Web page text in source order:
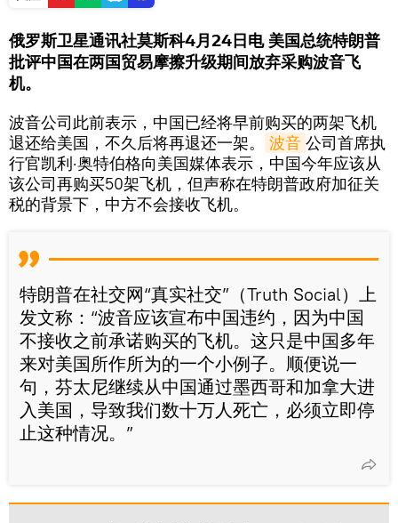
俄罗斯卫星通讯社莫斯科4月24日电 美国总统特朗普
批评中国在两国贸易摩擦升级期间放弃采购波音飞
机。
波音公司此前表示，中国已经将早前购买的两架飞机
退还给美国，不久后将再退还一架。
波音 公司首席执
行官凯利·奥特伯格向美国媒体表示，中国今年应该从
该公司再购买50架飞机，但声称在特朗普政府加征关
税的背景下，中方不会接收飞机。
特朗普在社交网“真实社交”（Truth Social）上
发文称：“波音应该宣布中国违约，因为中国
不接收之前承诺购买的飞机。这只是中国多年
来对美国所作所为的一个小例子。顺便说一
句，芬太尼继续从中国通过墨西哥和加拿大进
入美国，导致我们数十万人死亡，必须立即停
止这种情况。”